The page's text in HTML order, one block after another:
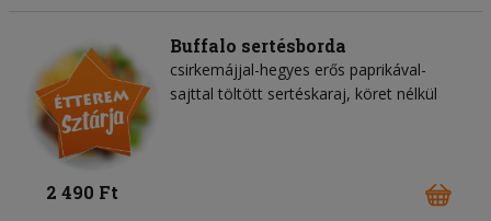
Buffalo sertésborda
csirkemájjal-hegyes erős paprikával-
sajttal töltött sertéskaraj, köret nélkül
2 490 Ft